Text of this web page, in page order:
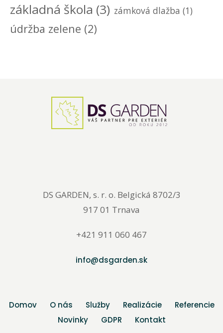
základná škola (3) zámková dlažba (1)
údržba zelene (2)
DS GARDEN, s. r. o. Belgická 8702/3
917 01 Trnava
+421 911 060 467
info@dsgarden.sk
Domov O nás Služby Realizácie
Referencie
Novinky
GDPR Kontakt